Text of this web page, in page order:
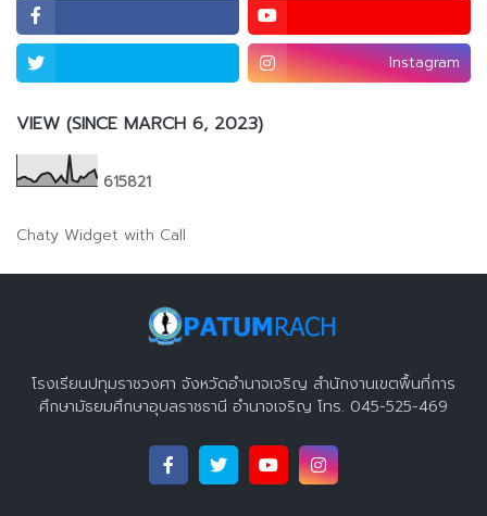
Instagram
VIEW (SINCE MARCH 6, 2023)
615821
Chaty Widget with Call
โรงเรียนปทุมราชวงศา จังหวัดอำนาจเจริญ สำนักงานเขตพื้นที่การ
ศึกษามัธยมศึกษาอุบลราชธานี อำนาจเจริญ โทร. 045-525-469